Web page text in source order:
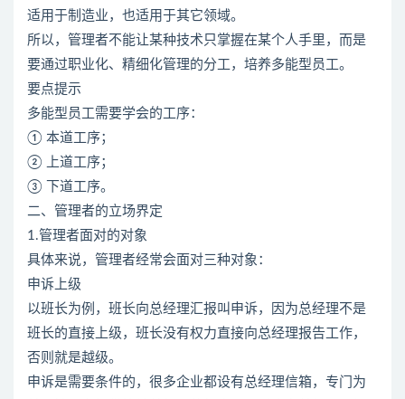
适用于制造业，也适用于其它领域。
所以，管理者不能让某种技术只掌握在某个人手里，而是
要通过职业化、精细化管理的分工，培养多能型员工。
要点提示
多能型员工需要学会的工序：
① 本道工序；
② 上道工序；
③ 下道工序。
二、管理者的立场界定
1.管理者面对的对象
具体来说，管理者经常会面对三种对象：
申诉上级
以班长为例，班长向总经理汇报叫申诉，因为总经理不是
班长的直接上级，班长没有权力直接向总经理报告工作，
否则就是越级。
申诉是需要条件的，很多企业都设有总经理信箱，专门为